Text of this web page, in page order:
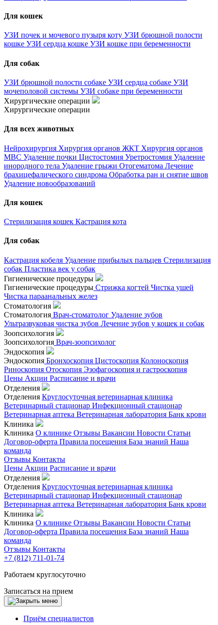
Для кошек
УЗИ почек и мочевого пузыря коту УЗИ брюшной полости
кошке УЗИ сердца кошке УЗИ кошке при беременности
Для собак
УЗИ брюшной полости собаке УЗИ сердца собаке УЗИ
мочеполовой системы УЗИ собаке при беременности
Хирургические операции
Хирургические операции
Для всех животных
Нейрохирургия Хирургия органов ЖКТ Хирургия органов
МВС Удаление почки Цистостомия Уретростомия Удаление
инородного тела Удаление грыжи Отогематома Лечение
брахицефалического синдрома Обработка ран и снятие швов
Удаление новообразований
Для кошек
Стерилизация кошек Кастрация кота
Для собак
Кастрация кобеля Удаление прибылых пальцев Стерилизация
собак Пластика век у собак
Гигиенические процедуры
Гигиенические процедуры Стрижка когтей Чистка ушей
Чистка параанальных желез
Стоматология
Стоматология Врач-стоматолог Удаление зубов
Ультразвуковая чистка зубов Лечение зубов у кошек и собак
Зоопсихология
Зоопсихология Врач-зоопсихолог
Эндоскопия
Эндоскопия Бронхоскопия Цистоскопия Колоноскопия
Риноскопия Отоскопия Эзофагоскопия и гастроскопия
Цены Акции Расписание и врачи
Отделения
Отделения Круглосуточная ветеринарная клиника
Ветеринарный стационар Инфекционный стационар
Ветеринарная аптека Ветеринарная лаборатория Банк крови
Клиника
Клиника О клинике Отзывы Вакансии Новости Статьи
Договор-оферта Правила посещения База знаний Наша
команда
Отзывы Контакты
Цены Акции Расписание и врачи
Отделения
Отделения Круглосуточная ветеринарная клиника
Ветеринарный стационар Инфекционный стационар
Ветеринарная аптека Ветеринарная лаборатория Банк крови
Клиника
Клиника О клинике Отзывы Вакансии Новости Статьи
Договор-оферта Правила посещения База знаний Наша
команда
Отзывы Контакты
+7 (812) 711-01-74
Работаем круглосуточно
Записаться на прием
Приём специалистов